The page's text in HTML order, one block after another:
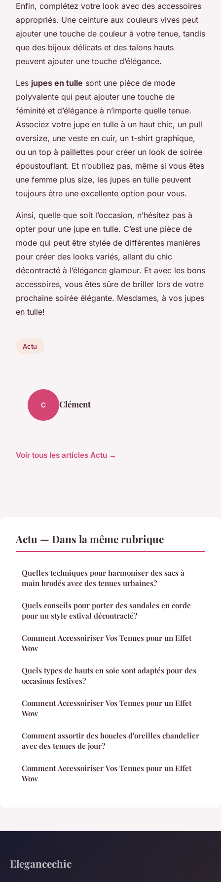
Enfin, complétez votre look avec des accessoires
appropriés. Une ceinture aux couleurs vives peut
ajouter une touche de couleur à votre tenue, tandis
que des bijoux délicats et des talons hauts
peuvent ajouter une touche d’élégance.
Les jupes en tulle sont une pièce de mode
polyvalente qui peut ajouter une touche de
féminité et d’élégance à n’importe quelle tenue.
Associez votre jupe en tulle à un haut chic, un pull
oversize, une veste en cuir, un t-shirt graphique,
ou un top à paillettes pour créer un look de soirée
époustouflant. Et n’oubliez pas, même si vous êtes
une femme plus size, les jupes en tulle peuvent
toujours être une excellente option pour vous.
Ainsi, quelle que soit l’occasion, n’hésitez pas à
opter pour une jupe en tulle. C’est une pièce de
mode qui peut être stylée de différentes manières
pour créer des looks variés, allant du chic
décontracté à l’élégance glamour. Et avec les bons
accessoires, vous êtes sûre de briller lors de votre
prochaine soirée élégante. Mesdames, à vos jupes
en tulle!
Actu
C Clément
Voir tous les articles Actu →
Actu — Dans la même rubrique
Quelles techniques pour harmoniser des sacs à
main brodés avec des tenues urbaines?
Quels conseils pour porter des sandales en corde
pour un style estival décontracté?
Comment Accessoiriser Vos Tenues pour un Effet
Wow
Quels types de hauts en soie sont adaptés pour des
occasions festives?
Comment Accessoiriser Vos Tenues pour un Effet
Wow
Comment assortir des boucles d'oreilles chandelier
avec des tenues de jour?
Comment Accessoiriser Vos Tenues pour un Effet
Wow
Elegancechic